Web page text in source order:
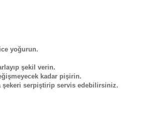
yoğurun.
şekil verin.
kadar pişirin.
şekeri serpiştirip servis edebilirsiniz.